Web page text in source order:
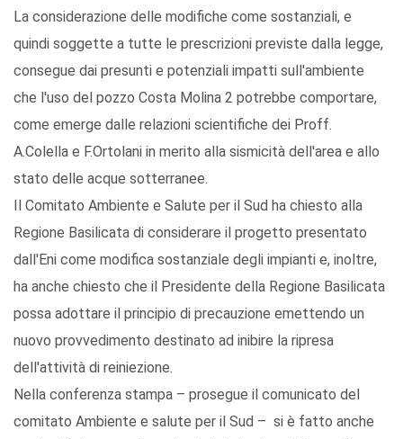
La considerazione delle modifiche come sostanziali, e
quindi soggette a tutte le prescrizioni previste dalla legge,
consegue dai presunti e potenziali impatti sull'ambiente
che l'uso del pozzo Costa Molina 2 potrebbe comportare,
come emerge dalle relazioni scientifiche dei Proff.
A.Colella e F.Ortolani in merito alla sismicità dell'area e allo
stato delle acque sotterranee.
Il Comitato Ambiente e Salute per il Sud ha chiesto alla
Regione Basilicata di considerare il progetto presentato
dall'Eni come modifica sostanziale degli impianti e, inoltre,
ha anche chiesto che il Presidente della Regione Basilicata
possa adottare il principio di precauzione emettendo un
nuovo provvedimento destinato ad inibire la ripresa
dell'attività di reiniezione.
Nella conferenza stampa – prosegue il comunicato del
comitato Ambiente e salute per il Sud – si è fatto anche